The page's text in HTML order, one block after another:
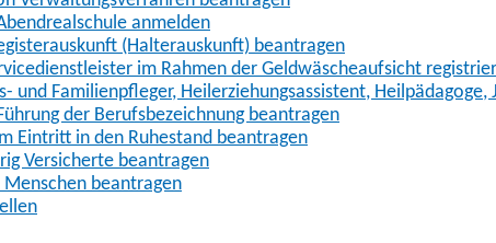
anmelden
(Halterauskunft) beantragen
im Rahmen der Geldwäscheaufsicht
und Familienpfleger, Heilerziehungsassistent,
der Berufsbezeichnung beantragen
Eintritt in den Ruhestand beantragen
Versicherte beantragen
beantragen